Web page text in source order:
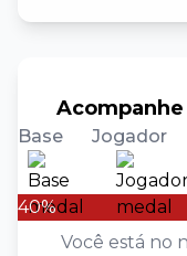
Base Jogador
40%
Você está no